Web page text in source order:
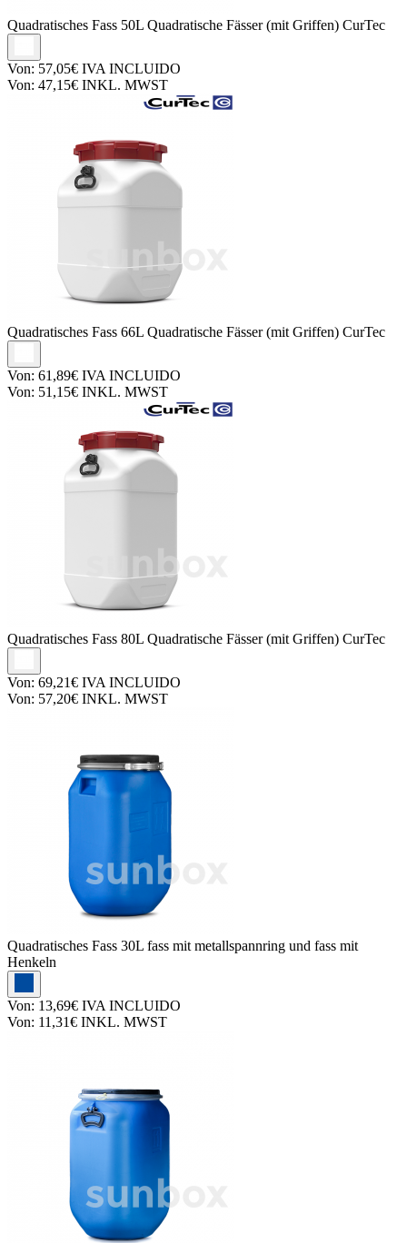
Quadratisches Fass 50L Quadratische Fässer (mit Griffen) CurTec
Von: 57,05€ IVA INCLUIDO
Von: 47,15€ INKL. MWST
Quadratisches Fass 66L Quadratische Fässer (mit Griffen) CurTec
Von: 61,89€ IVA INCLUIDO
Von: 51,15€ INKL. MWST
Quadratisches Fass 80L Quadratische Fässer (mit Griffen) CurTec
Von: 69,21€ IVA INCLUIDO
Von: 57,20€ INKL. MWST
Quadratisches Fass 30L fass mit metallspannring und fass mit
Henkeln
Von: 13,69€ IVA INCLUIDO
Von: 11,31€ INKL. MWST